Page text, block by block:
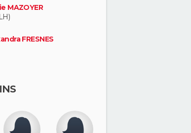
MAZOYER
FRESNES